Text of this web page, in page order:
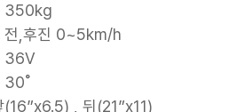
350kg
전,후진 0~5km/h
36V
30˚
(16”x6.5) , 뒤(21”x11)